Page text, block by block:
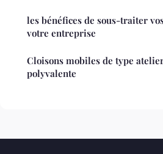
les bénéfices de sous-traiter
votre entreprise
Cloisons mobiles de type
polyvalente